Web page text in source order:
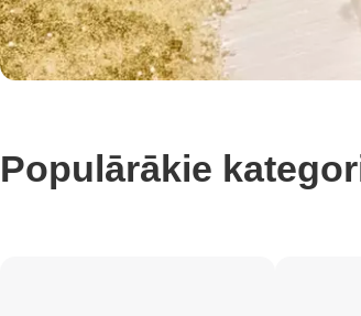
Populārākie